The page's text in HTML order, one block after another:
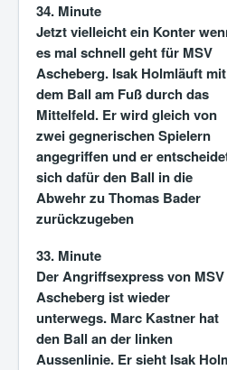
34. Minute
Jetzt vielleicht ein Konter
es mal schnell geht für MSV
Ascheberg. Isak Holmläuft mit
dem Ball am Fuß durch das
Mittelfeld. Er wird gleich von
zwei gegnerischen Spielern
angegriffen und er
sich dafür den Ball in die
Abwehr zu Thomas Bader
zurückzugeben
33. Minute
Der Angriffsexpress von MSV
Ascheberg ist wieder
unterwegs. Marc Kastner hat
den Ball an der linken
Aussenlinie. Er sieht Isak